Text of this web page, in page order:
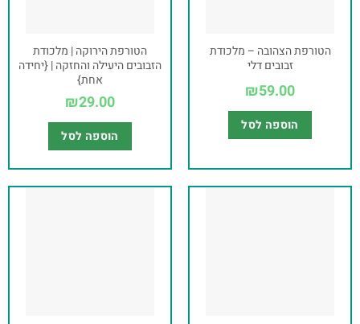
הטורפת הצהובה – מלכודת
זבובים דלי
₪59.00
הוספה לסל
הטורפת הירוקה | מלכודת
הזבובים היעילה והחזקה | {יחידה
אחת}
₪29.00
הוספה לסל